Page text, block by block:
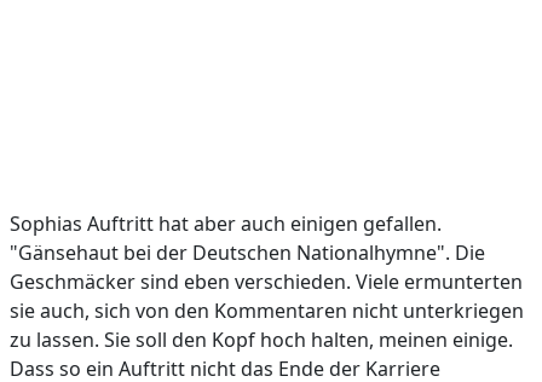
Sophias Auftritt hat aber auch einigen gefallen.
"Gänsehaut bei der Deutschen Nationalhymne". Die
Geschmäcker sind eben verschieden. Viele ermunterten
sie auch, sich von den Kommentaren nicht unterkriegen
zu lassen. Sie soll den Kopf hoch halten, meinen einige.
Dass so ein Auftritt nicht das Ende der Karriere